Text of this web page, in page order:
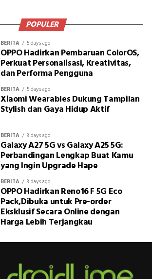
POPULER
BERITA 5 days ago
OPPO Hadirkan Pembaruan ColorOS,
Perkuat Personalisasi, Kreativitas,
dan Performa Pengguna
BERITA 5 days ago
Xiaomi Wearables Dukung Tampilan
Stylish dan Gaya Hidup Aktif
BERITA 3 days ago
Galaxy A27 5G vs Galaxy A25 5G:
Perbandingan Lengkap Buat Kamu
yang Ingin Upgrade Hape
BERITA 3 days ago
OPPO Hadirkan Reno16 F 5G Eco
Pack,Dibuka untuk Pre-order
Eksklusif Secara Online dengan
Harga Lebih Terjangkau